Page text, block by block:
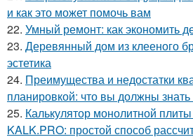
и как это может помочь вам
22. Умный ремонт: как экономить
23. Деревянный дом из клееного
эстетика
24. Преимущества и недостатки
планировкой: что вы должны знать
25. Калькулятор монолитной
KALK.PRO: простой способ